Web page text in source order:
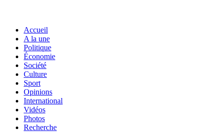
Accueil
A la une
Politique
Économie
Société
Culture
Sport
Opinions
International
Vidéos
Photos
Recherche